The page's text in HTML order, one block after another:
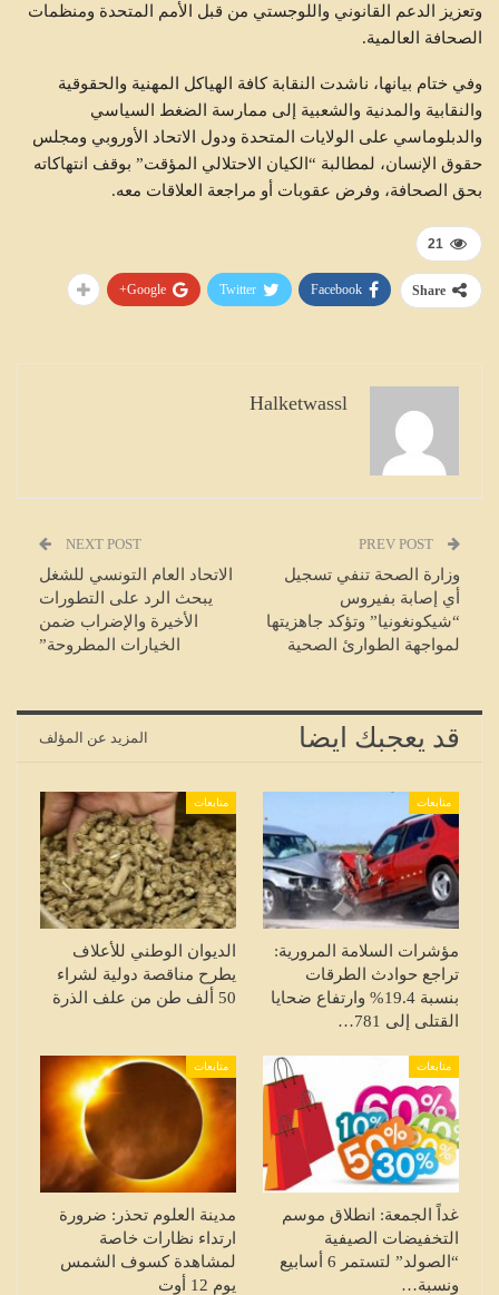
وتعزيز الدعم القانوني واللوجستي من قبل الأمم المتحدة ومنظمات
الصحافة العالمية.
وفي ختام بيانها، ناشدت النقابة كافة الهياكل المهنية والحقوقية
والنقابية والمدنية والشعبية إلى ممارسة الضغط السياسي
والدبلوماسي على الولايات المتحدة ودول الاتحاد الأوروبي ومجلس
حقوق الإنسان، لمطالبة “الكيان الاحتلالي المؤقت” بوقف انتهاكاته
بحق الصحافة، وفرض عقوبات أو مراجعة العلاقات معه.
21
Share
Facebook
Twitter
Google+
Halketwassl
وزارة الصحة تنفي تسجيل
أي إصابة بفيروس
“شيكونغونيا” وتؤكد جاهزيتها
لمواجهة الطوارئ الصحية
NEXT POST
الاتحاد العام التونسي للشغل
يبحث الرد على التطورات
الأخيرة والإضراب ضمن
الخيارات المطروحة”
قد يعجبك ايضا المزيد عن المؤلف
متابعات
مؤشرات السلامة المرورية:
تراجع حوادث الطرقات
بنسبة 19.4% وارتفاع ضحايا
القتلى إلى 781…
متابعات
الديوان الوطني للأعلاف
يطرح مناقصة دولية لشراء
50 ألف طن من علف الذرة
متابعات
غداً الجمعة: انطلاق موسم
التخفيضات الصيفية
“الصولد” لتستمر 6 أسابيع
ونسبة…
متابعات
مدينة العلوم تحذر: ضرورة
ارتداء نظارات خاصة
لمشاهدة كسوف الشمس
يوم 12 أوت